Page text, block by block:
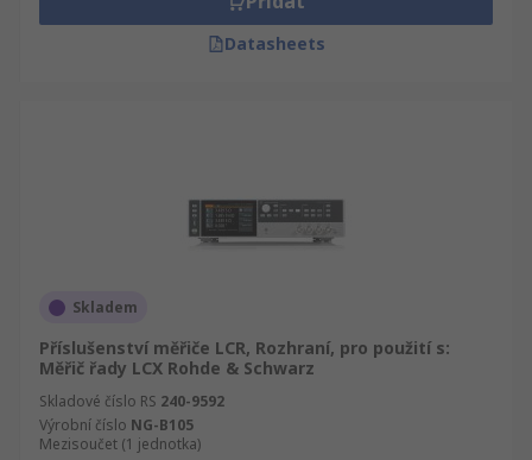
Datasheets
Skladem
Příslušenství měřiče LCR, Rozhraní, pro použití s:
Měřič řady LCX Rohde & Schwarz
Skladové číslo RS 240-9592
Výrobní číslo NG-B105
Mezisoučet (1 jednotka)